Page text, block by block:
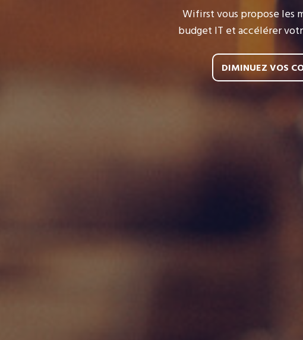
Wifirst vous propose les
budget IT et accélérer
DIMINUEZ VOS